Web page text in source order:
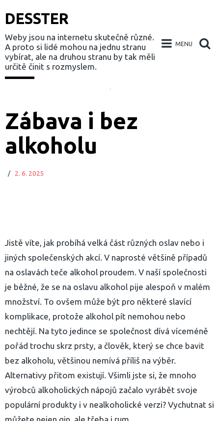
DESSTER
Weby jsou na internetu skutečně různé.
A proto si lidé mohou na jednu stranu
vybírat, ale na druhou stranu by tak měli
určitě činit s rozmyslem.
MENU
content
Zábava i bez
alkoholu
/ 2. 6. 2025
Jistě víte, jak probíhá velká část různých oslav nebo i
jiných společenských akcí. V naprosté většině případů
na oslavách teče alkohol proudem. V naší společnosti
je běžné, že se na oslavu alkohol pije alespoň v malém
množství. To ovšem může být pro některé slavící
komplikace, protože alkohol pít nemohou nebo
nechtějí. Na tyto jedince se společnost dívá víceméně
pořád trochu skrz prsty, a člověk, který se chce bavit
bez alkoholu, většinou nemívá příliš na výběr.
Alternativy přitom existují. Všimli jste si, že mnoho
výrobců alkoholických nápojů začalo vyrábět svoje
populární produkty i v nealkoholické verzi? Vychutnat si
můžete nejen gin, ale třeba i rum.